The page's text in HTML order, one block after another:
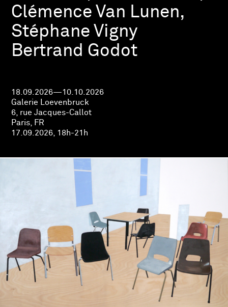
Clémence Van Lunen,
Stéphane Vigny
Bertrand Godot
18.09.2026—10.10.2026
Galerie Loevenbruck
6, rue Jacques-Callot
Paris, FR
17.09.2026, 18h-21h